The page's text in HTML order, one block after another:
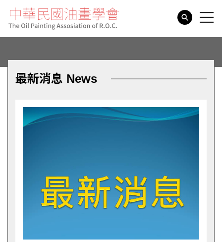
search
最新消息 News